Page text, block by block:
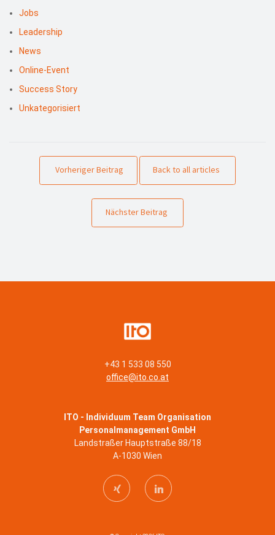
Jobs
Leadership
News
Online-Event
Success Story
Unkategorisiert
Vorheriger Beitrag Back to all articles
Nächster Beitrag
+43 1 533 08 550
office@ito.co.at
ITO - Individuum Team Organisation
Personalmanagement GmbH
Landstraßer Hauptstraße 88/18
A-1030 Wien